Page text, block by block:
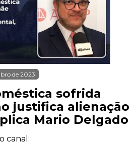
de 2023
sofrida
justifica alienação
Mario Delgado
canal: